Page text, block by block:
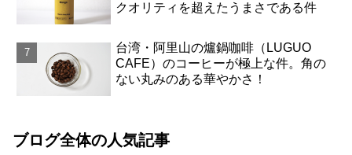
クオリティを超えたうまさである件
台湾・阿里山の爐鍋咖啡（LUGUO
CAFE）のコーヒーが極上な件。角の
ない丸みのある華やかさ！
ブログ全体の人気記事